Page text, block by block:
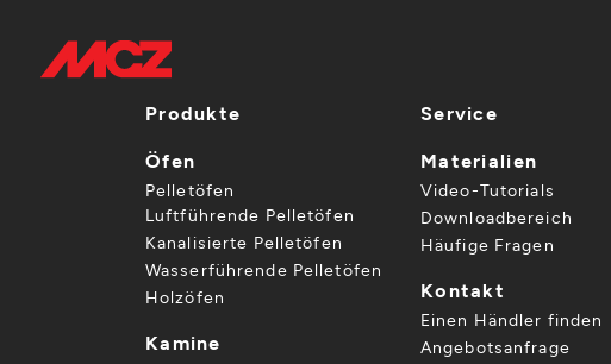
Produkte
Öfen
Pelletöfen
Luftführende Pelletöfen
Kanalisierte Pelletöfen
Wasserführende Pelletöfen
Holzöfen
Kamine
Service
Materialien
Video-Tutorials
Downloadbereich
Häufige Fragen
Kontakt
Einen Händler finden
Angebotsanfrage